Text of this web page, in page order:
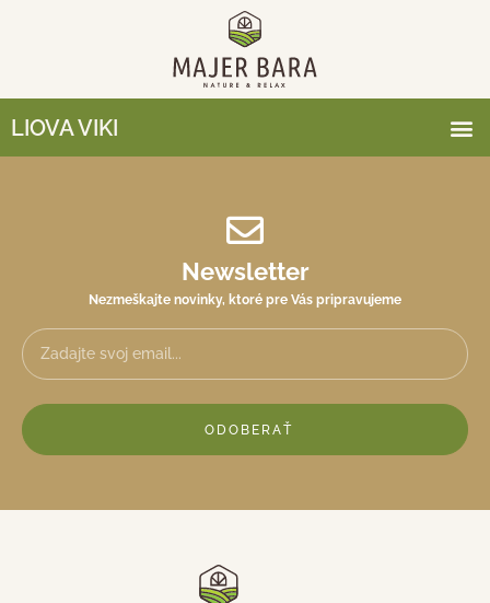
LIOVA VIKI
Newsletter
Nezmeškajte novinky, ktoré pre Vás pripravujeme
ODOBERAŤ